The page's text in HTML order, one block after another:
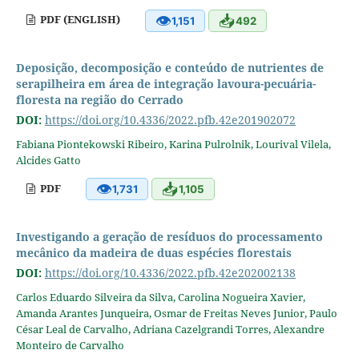
PDF (ENGLISH)
👁1,151 📥492
Deposição, decomposição e conteúdo de nutrientes de
serapilheira em área de integração lavoura-pecuária-
floresta na região do Cerrado
DOI: https://doi.org/10.4336/2022.pfb.42e201902072
Fabiana Piontekowski Ribeiro, Karina Pulrolnik, Lourival Vilela,
Alcides Gatto
PDF
👁1,731 📥1,105
Investigando a geração de resíduos do processamento
mecânico da madeira de duas espécies florestais
DOI: https://doi.org/10.4336/2022.pfb.42e202002138
Carlos Eduardo Silveira da Silva, Carolina Nogueira Xavier,
Amanda Arantes Junqueira, Osmar de Freitas Neves Junior, Paulo
César Leal de Carvalho, Adriana Cazelgrandi Torres, Alexandre
Monteiro de Carvalho